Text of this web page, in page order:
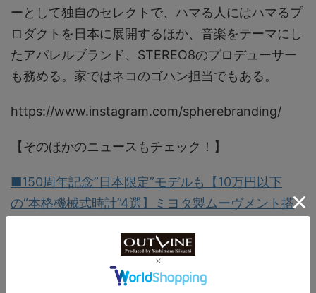
ーとして独自のセレクトで、ハマる人にはハマるプ
ロダクトを日本に展開するほか、音楽をテーマにし
たアパレルブランド、STEREO8のプロデューサー
も務める。家ではネコのゴハン担当でもある。
https://www.instagram.com/spherebranding/
【そのほかのニュースもチェック！】
■150周年記念”日本限定”モデルも【10万円以下
の“本格機械式時計”4選】ミヨタ製ムーヴメント搭
■先行発売した各国で即完売！ファントムが妖しい
光を放つ【SPINNAKER（スピニカー）×セコンド